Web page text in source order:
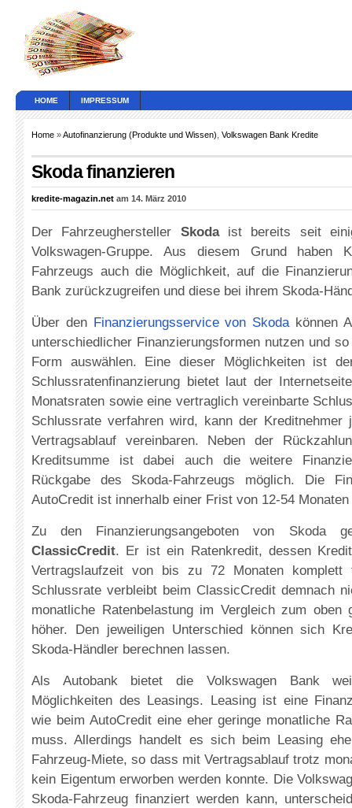
HOME IMPRESSUM
Home »Autofinanzierung (Produkte und Wissen) Volkswagen Bank Kredite
Skoda finanzieren
kredite-magazin.net am 14. März 2010
Der Fahrzeughersteller Skodaist bereits seit
Volkswagen-Gruppe. Aus diesem Grund haben
Fahrzeugs auch die Möglichkeit, auf die
Bank zurückzugreifen und diese bei ihrem Skoda-
Über den Finanzierungsservice von Skodakönnen
unterschiedlicher Finanzierungsformen nutzen und
Form auswählen. Eine dieser Möglichkeiten ist
Schlussratenfinanzierung bietet laut der
Monatsraten sowie eine vertraglich vereinbarte
Schlussrate verfahren wird, kann der Kreditnehmer
Vertragsablauf vereinbaren. Neben der
Kreditsumme ist dabei auch die weitere
Rückgabe des Skoda-Fahrzeugs möglich. Die
AutoCredit ist innerhalb einer Frist von 12-54
Zu den Finanzierungsangeboten von Skoda
ClassicCredit. Er ist ein Ratenkredit, dessen
Vertragslaufzeit von bis zu 72 Monaten komplett
Schlussrate verbleibt beim ClassicCredit demnach
monatliche Ratenbelastung im Vergleich zum oben
höher. Den jeweiligen Unterschied können sich
Skoda-Händler berechnen lassen.
Als Autobank bietet die Volkswagen Bank
Möglichkeiten des Leasings. Leasing ist eine
wie beim AutoCredit eine eher geringe monatliche
muss. Allerdings handelt es sich beim Leasing
Fahrzeug-Miete, so dass mit Vertragsablauf trotz
kein Eigentum erworben werden konnte. Die
Skoda-Fahrzeug finanziert werden kann,